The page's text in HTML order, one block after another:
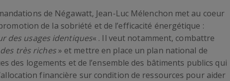
de Négawatt, Jean-Luc Mélenchon met au coeur
de la sobriété et de l’efficacité énergétique :
des usages identiques« . Il veut notamment, combattre
très riches» et mettre en place un plan national de
des logements et de l’ensemble des bâtiments publics qui
financière sur condition de ressources pour aider